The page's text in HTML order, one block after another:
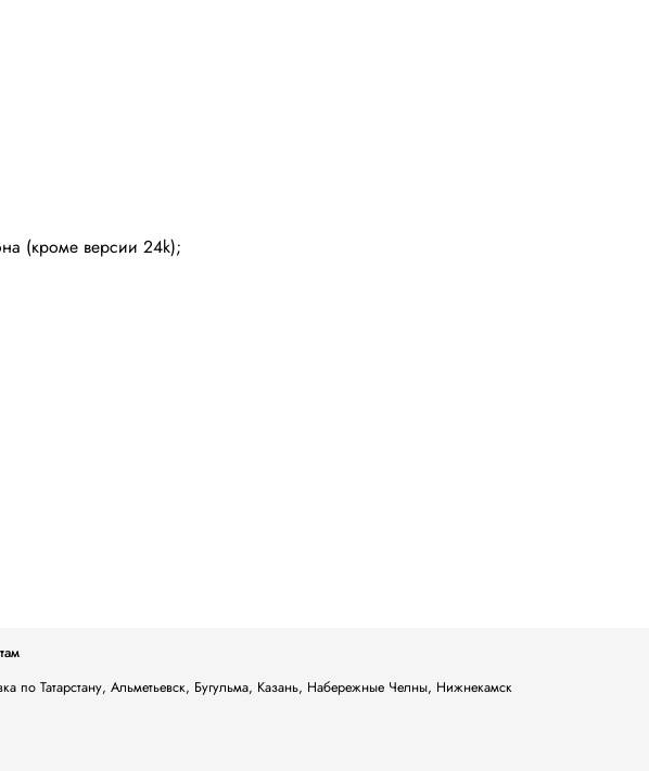
(кроме версии 24k);
по Татарстану, Альметьевск, Бугульма, Казань, Набережные Челны, Нижнекамск